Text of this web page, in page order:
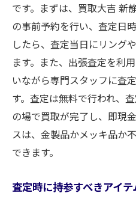
静岡市葵区の人気
買取価格に影響す
アクセサリー買取を
賢い選択
信頼できる買取店
静岡市葵区エリア
査定額アップのた
リピーターが多い
です。まずは、買取大吉 新
の事前予約を行い、査定日
したら、査定当日にリング
ます。また、出張査定を利
いながら専門スタッフに査
す。査定は無料で行われ、
の場で買取が完了し、即現
スは、金製品かメッキ品か
できます。
査定時に持参すべきアイテ